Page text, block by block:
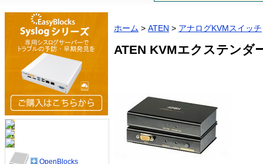
ホーム > ATEN > アナログKVMスイッチ
ATEN KVMエクステンダ
OpenBlocks